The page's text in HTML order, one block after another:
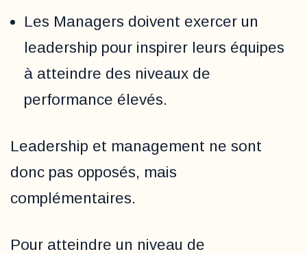
Les Managers doivent exercer un
leadership pour inspirer leurs équipes
à atteindre des niveaux de
performance élevés.
Leadership et management ne sont
donc pas opposés, mais
complémentaires.
Pour atteindre un niveau de